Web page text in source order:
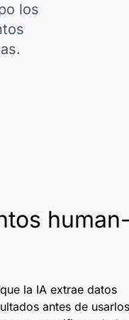
los
human-
la IA extrae datos
antes de